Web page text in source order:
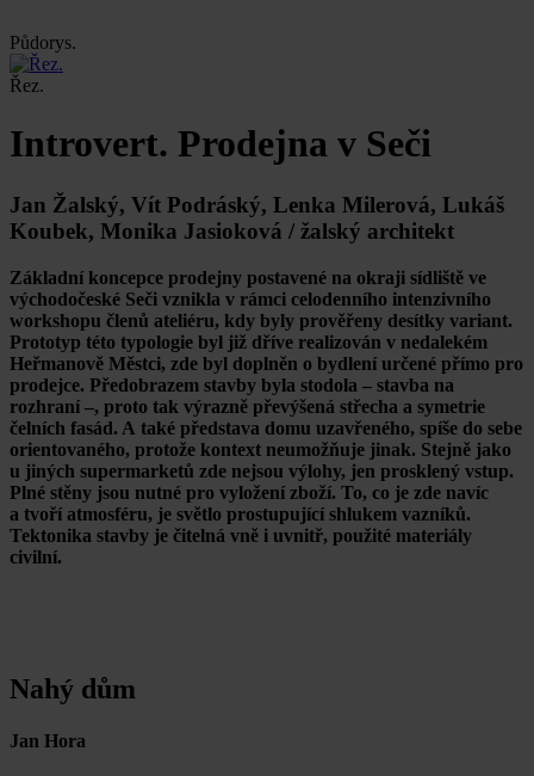
Půdorys.
Řez.
Introvert. Prodejna v Seči
Jan Žalský, Vít Podráský, Lenka Milerová, Lukáš
Koubek, Monika Jasioková / žalský architekt
Základní koncepce prodejny postavené na okraji sídliště ve
východočeské Seči vznikla v rámci celodenního intenzivního
workshopu členů ateliéru, kdy byly prověřeny desítky variant.
Prototyp této typologie byl již dříve realizován v nedalekém
Heřmanově Městci, zde byl doplněn o bydlení určené přímo pro
prodejce. Předobrazem stavby byla stodola – stavba na
rozhraní –, proto tak výrazně převýšená střecha a symetrie
čelních fasád. A také představa domu uzavřeného, spíše do sebe
orientovaného, protože kontext neumožňuje jinak. Stejně jako
u jiných supermarketů zde nejsou výlohy, jen prosklený vstup.
Plné stěny jsou nutné pro vyložení zboží. To, co je zde navíc
a tvoří atmosféru, je světlo prostupující shlukem vazníků.
Tektonika stavby je čitelná vně i uvnitř, použité materiály
civilní.
Nahý dům
Jan Hora